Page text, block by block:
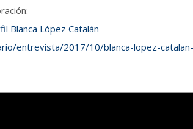
Blanca López Catalán
entrevista/2017/10/blanca-lopez-